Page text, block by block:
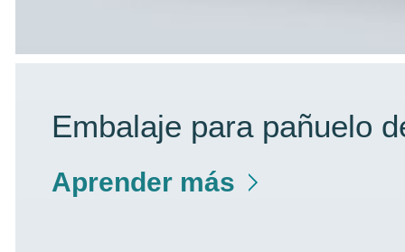
Embalaje para pañuelo
Aprender más